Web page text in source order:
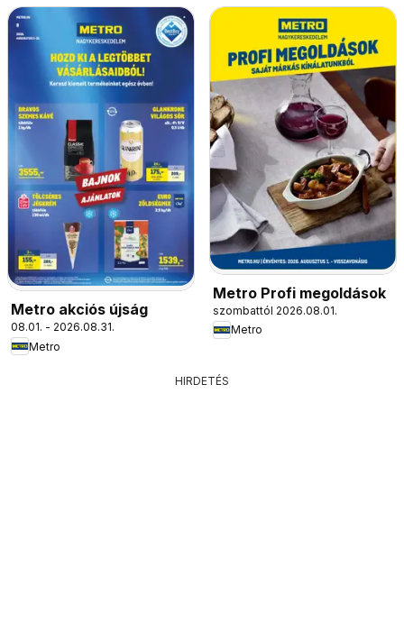
Metro akciós újság
08.01. - 2026.08.31.
Metro
Metro Profi megoldások
szombattól 2026.08.01.
Metro
HIRDETÉS